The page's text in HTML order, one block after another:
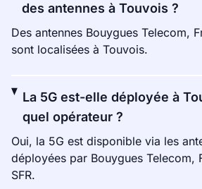
des antennes à Touvois ?
Des antennes Bouygues Telecom,
sont localisées à Touvois.
La 5G est-elle déployée à
quel opérateur ?
Oui, la 5G est disponible via les
déployées par Bouygues Telecom,
SFR.